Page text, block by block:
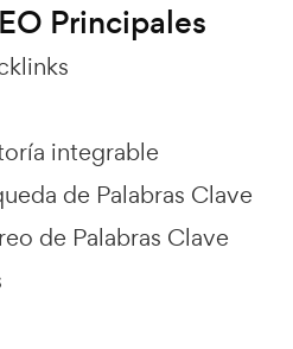
Principales
integrable
de Palabras Clave
de Palabras Clave